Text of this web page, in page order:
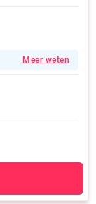
Meer weten